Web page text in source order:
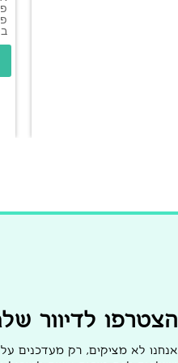
הצטרפו לדיוור
אנחנו לא מציקים, רק מעדכנים